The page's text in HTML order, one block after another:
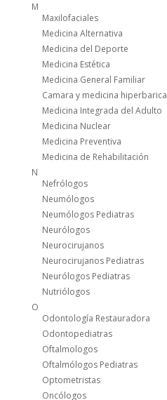
M
Maxilofaciales
Medicina Alternativa
Medicina del Deporte
Medicina Estética
Medicina General Familiar
Camara y medicina hiperbarica
Medicina Integrada del Adulto
Medicina Nuclear
Medicina Preventiva
Medicina de Rehabilitación
N
Nefrólogos
Neumólogos
Neumólogos Pediatras
Neurólogos
Neurocirujanos
Neurocirujanos Pediatras
Neurólogos Pediatras
Nutriólogos
O
Odontología Restauradora
Odontopediatras
Oftalmologos
Oftalmólogos Pediatras
Optometristas
Oncólogos